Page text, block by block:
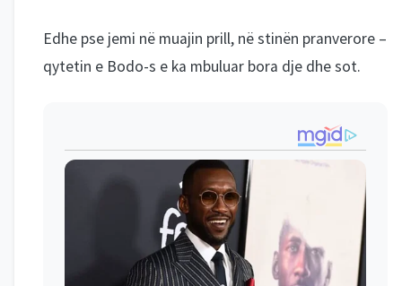
Edhe pse jemi në muajin prill, në stinën pranverore –
qytetin e Bodo-s e ka mbuluar bora dje dhe sot.